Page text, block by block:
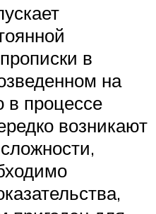
в
на
в процессе
возникают